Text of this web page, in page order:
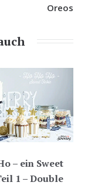
Oreos
– ein Sweet
1 – Double